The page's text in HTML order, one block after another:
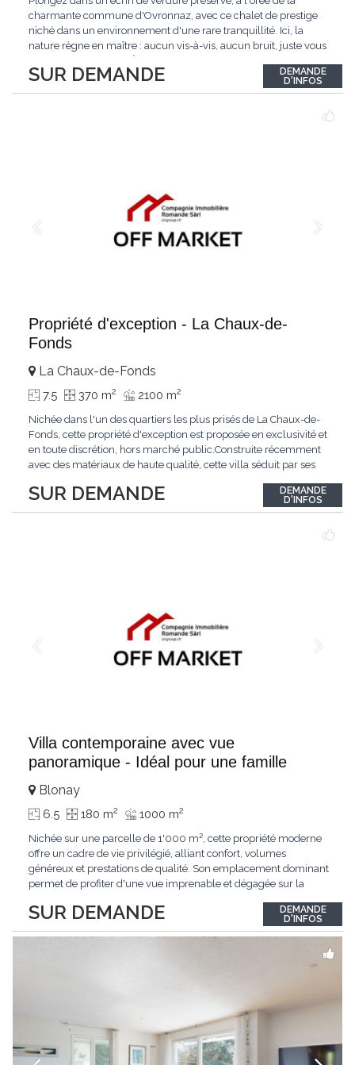
SUR DEMANDE
charmante commune d'Ovronnaz, avec ce chalet de prestige
niché dans un environnement d'une rare tranquillité. Ici, la
nature règne en maître : aucun vis-à-vis, aucun bruit, juste vous
par ses finitions de très haut standing et ses matériaux nobles.
Le bois de mélèze...
DEMANDE
D'INFOS
Propriété d'exception - La Chaux-de-
Fonds
SUR DEMANDE
La Chaux-de-Fonds
7.5 370 m2 2100 m2
Nichée dans l'un des quartiers les plus prisés de La Chaux-de-
Fonds, cette propriété d'exception est proposée en exclusivité et
en toute discrétion, hors marché public.Construite récemment
avec des matériaux de haute qualité, cette villa séduit par ses
remarquable.L'espace de vie s'ouvre sur un jardin avec piscine,
un véritable...
DEMANDE
D'INFOS
Villa contemporaine avec vue
panoramique - Idéal pour une famille
SUR DEMANDE
Blonay
6.5 180 m2 1000 m2
Nichée sur une parcelle de 1'000 m², cette propriété moderne
offre un cadre de vie privilégié, alliant confort, volumes
généreux et prestations de qualité. Son emplacement dominant
permet de profiter d'une vue imprenable et dégagée sur la
excavé, cette villa propose une surface habitable utile de plus
de 260 m², soigneusement...
DEMANDE
D'INFOS